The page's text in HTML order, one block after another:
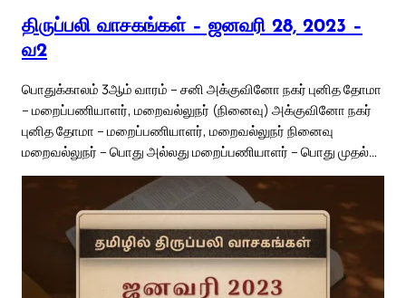
திருப்பலி வாசகங்கள் – ஜனவரி 28, 2023 –
வ2
பொதுக்காலம் 3ஆம் வாரம் – சனி அக்குவினோ நகர் புனித தோமா
– மறைப்பணியாளர், மறைவல்லுநர் (நினைவு) அக்குவினோ நகர்
புனித தோமா – மறைப்பணியாளர், மறைவல்லுநர் நினைவு
மறைவல்லுநர் – பொது அல்லது மறைப்பணியாளர் – பொது முதல்…